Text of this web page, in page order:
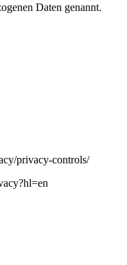
Daten genannt.
privacy-controls/